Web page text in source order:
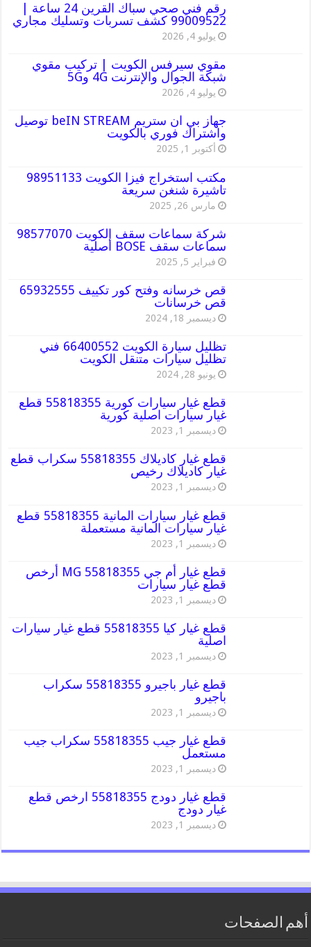
رقم فني صحي سباك القرين 24 ساعة |
99009522 كشف تسربات وتسليك مجاري
يوليو 4, 2026
مقوي سيرفس الكويت | تركيب مقوي
شبكة الجوال والإنترنت 4G و5G
يوليو 4, 2026
جهاز بي ان ستريم beIN STREAM توصيل
واشتراك فوري بالكويت
أكتوبر 1, 2025
مكتب استخراج فيزا الكويت 98951133
تاشيرة شنغن سريعة
مارس 26, 2025
شركة سماعات سقف الكويت 98577070
سماعات سقف BOSE أصلية
فبراير 5, 2025
قص خرسانه وفتح كور تكييف 65932555
قص خرسانات
ديسمبر 18, 2024
تظليل سيارة الكويت 66400552 فني
تظليل سيارات متنقل الكويت
يونيو 28, 2024
قطع غيار سيارات كورية 55818355 قطع
غيار سيارات اصلية كورية
ديسمبر 1, 2023
قطع غيار كاديلاك 55818355 سكراب قطع
غيار كاديلاك رخيص
ديسمبر 1, 2023
قطع غيار سيارات المانية 55818355 قطع
غيار سيارات المانية مستعملة
ديسمبر 1, 2023
قطع غيار أم جي MG 55818355 أرخص
قطع غيار سيارات
ديسمبر 1, 2023
قطع غيار كيا 55818355 قطع غيار سيارات
اصلية
ديسمبر 1, 2023
قطع غيار باجيرو 55818355 سكراب
باجيرو
ديسمبر 1, 2023
قطع غيار جيب 55818355 سكراب جيب
مستعمل
ديسمبر 1, 2023
قطع غيار دودج 55818355 ارخص قطع
غيار دودج
ديسمبر 1, 2023
أهم الصفحات